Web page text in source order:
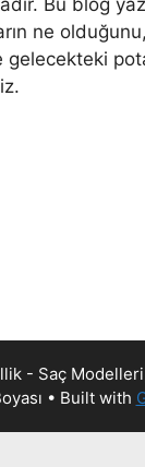
ne
gelecekteki
- Saç
• Built with